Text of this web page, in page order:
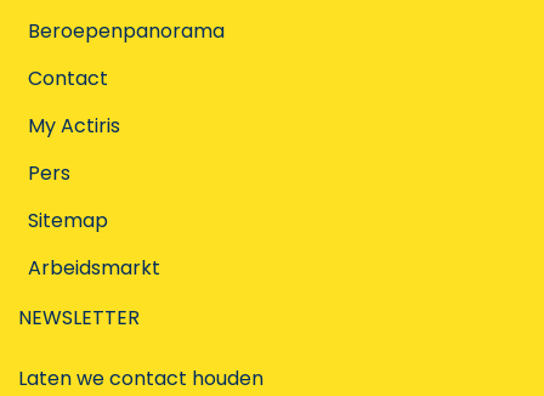
Beroepenpanorama
Contact
My Actiris
Pers
Sitemap
Arbeidsmarkt
NEWSLETTER
Laten we contact houden